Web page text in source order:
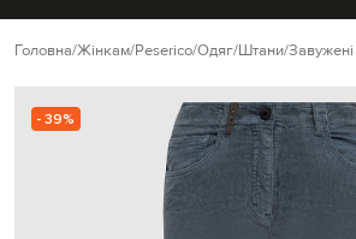
Головна Жінкам Peserico Одяг Штани
- 39%